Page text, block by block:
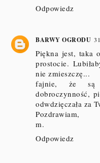
Odpowiedz
BARWY OGRODU
Piękna jest, taka
prostocie.
nie zmieszczę...
fajnie, że są
dobroczynność,
odwdzięczała za
Pozdrawiam,
m.
Odpowiedz